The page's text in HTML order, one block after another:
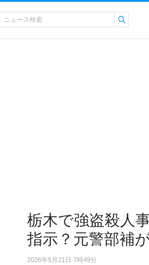
栃木で強盗殺人
指示？元警部補
2026年5月21日 7時49分